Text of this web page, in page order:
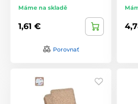
Máme na skladě
1,61 €
Porovnať